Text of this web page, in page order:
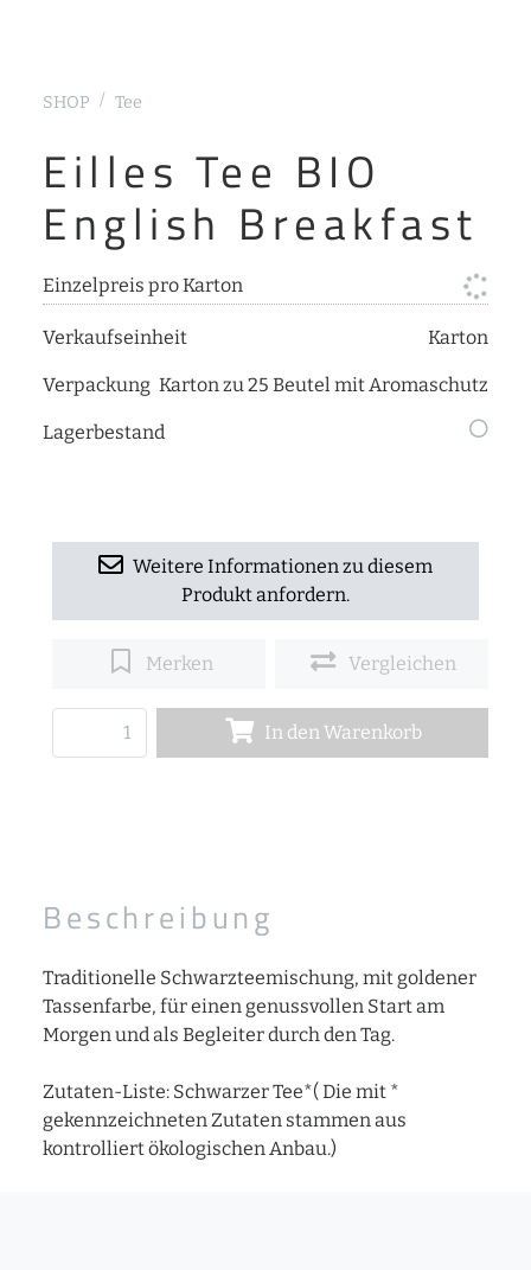
SHOP Tee
Eilles Tee BIO
English Breakfast
Einzelpreis pro Karton
Verkaufseinheit Karton
Verpackung Karton zu 25 Beutel mit Aromaschutz
Lagerbestand
Weitere Informationen zu diesem
Produkt anfordern.
Merken Vergleichen
In den Warenkorb
Beschreibung
Traditionelle Schwarzteemischung, mit goldener
Tassenfarbe, für einen genussvollen Start am
Morgen und als Begleiter durch den Tag.
Zutaten-Liste: Schwarzer Tee*( Die mit *
gekennzeichneten Zutaten stammen aus
kontrolliert ökologischen Anbau.)